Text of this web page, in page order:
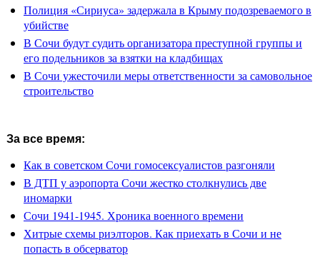
Полиция «Сириуса» задержала в Крыму подозреваемого в
убийстве
В Сочи будут судить организатора преступной группы и
его подельников за взятки на кладбищах
В Сочи ужесточили меры ответственности за самовольное
строительство
За все время:
Как в советском Сочи гомосексуалистов разгоняли
В ДТП у аэропорта Сочи жестко столкнулись две
иномарки
Сочи 1941-1945. Хроника военного времени
Хитрые схемы риэлторов. Как приехать в Сочи и не
попасть в обсерватор